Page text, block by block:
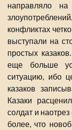
направляло
конфликтах
выступали на
простых
еще больше
ситуацию, ибо
казаков
Казаки
солдат и
более, что